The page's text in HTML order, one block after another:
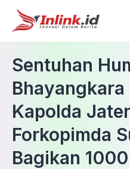
Sentuhan
Kapolda
Forkopimda
Bagikan